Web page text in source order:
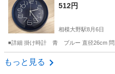
512円
相模大野駅8月6日
◾️詳細 掛け時計 青 ブルー 直径26cm 問
神奈川 相模原市
もっと見る